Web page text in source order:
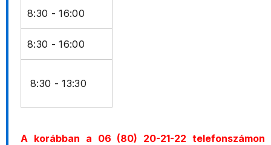
8:30 - 16:00
8:30 - 16:00
8:30 - 13:30
A korábban a 06 (80) 20-21-22 telefonszámon